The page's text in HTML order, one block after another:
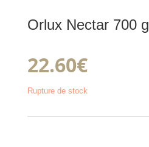
Orlux Nectar 700 g
22.60€
Rupture de stock